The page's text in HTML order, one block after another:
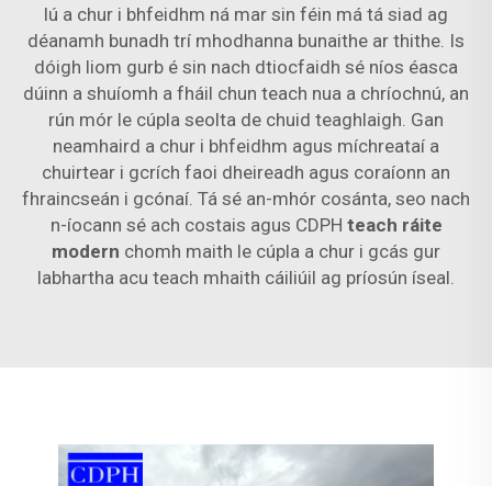
lú a chur i bhfeidhm ná mar sin féin má tá siad ag
déanamh bunadh trí mhodhanna bunaithe ar thithe. Is
dóigh liom gurb é sin nach dtiocfaidh sé níos éasca
dúinn a shuíomh a fháil chun teach nua a chríochnú, an
rún mór le cúpla seolta de chuid teaghlaigh. Gan
neamhaird a chur i bhfeidhm agus míchreataí a
chuirtear i gcrích faoi dheireadh agus coraíonn an
fhraincseán i gcónaí. Tá sé an-mhór cosánta, seo nach
n-íocann sé ach costais agus CDPH teach ráite
modern chomh maith le cúpla a chur i gcás gur
labhartha acu teach mhaith cáiliúil ag príosún íseal.